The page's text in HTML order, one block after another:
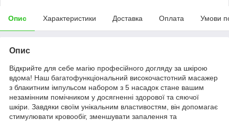
Опис Характеристики Доставка Оплата Умови
Опис
Відкрийте для себе магію професійного догляду за шкірою
вдома! Наш багатофункціональний високочастотний масажер
з блакитним імпульсом набором з 5 насадок стане вашим
незамінним помічником у досягненні здорової та сяючої
шкіри. Завдяки своїм унікальним властивостям, він допомагає
стимулювати кровообіг, зменшувати запалення та